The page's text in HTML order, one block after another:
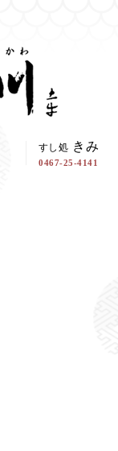
すし処 きみ
0467-25-4141